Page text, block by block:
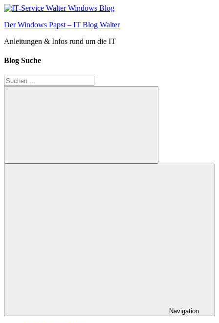
Zum
springen
Der Windows Papst – IT Blog Walter
Anleitungen & Infos rund um die IT
Blog Suche
Suchen
nach:
Suchen
Navigation